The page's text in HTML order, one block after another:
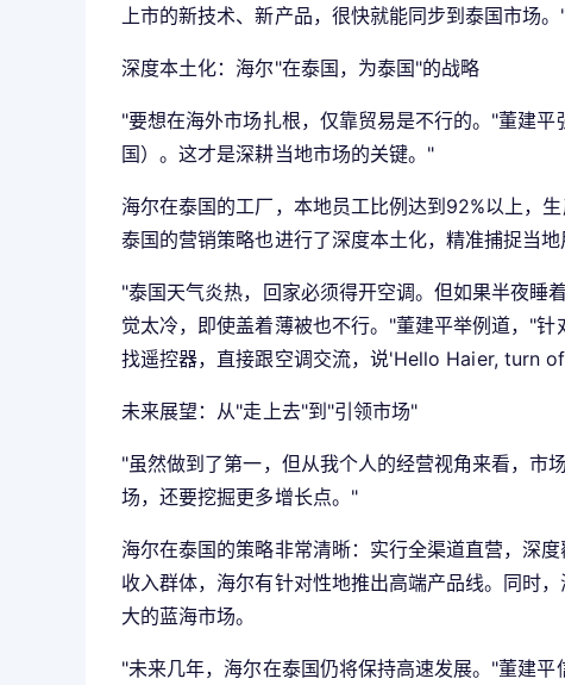
上市的新技术、新产品，很快就能同步到泰国市场。
深度本土化：海尔"在泰国，为泰国"的战略
"要想在海外市场扎根，仅靠贸易是不行的。"董建
国）。这才是深耕当地市场的关键。"
海尔在泰国的工厂，本地员工比例达到92%以上，
泰国的营销策略也进行了深度本土化，精准捕捉当地
"泰国天气炎热，回家必须得开空调。但如果半夜睡
觉太冷，即使盖着薄被也不行。"董建平举例道，"
找遥控器，直接跟空调交流，说'Hello Haier, turn
未来展望：从"走上去"到"引领市场"
"虽然做到了第一，但从我个人的经营视角来看，市
场，还要挖掘更多增长点。"
海尔在泰国的策略非常清晰：实行全渠道直营，深
收入群体，海尔有针对性地推出高端产品线。同时
大的蓝海市场。
"未来几年，海尔在泰国仍将保持高速发展。"董建